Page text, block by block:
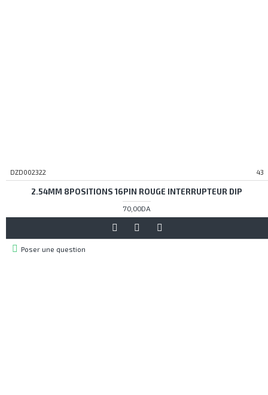
DZD002322 43
2.54MM 8POSITIONS 16PIN ROUGE INTERRUPTEUR DIP
70,00DA
Poser une question